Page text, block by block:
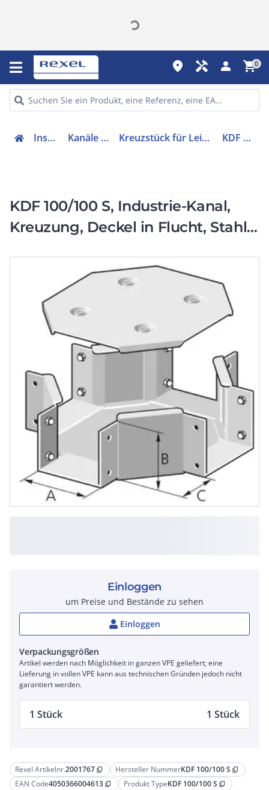
place handyman person shopping_cart0
Installation Kanäle & Zubehör Kreuzstück für Leitungsführungskanal KDF 100/100 S
KDF 100/100 S, Industrie-Kanal,
Kreuzung, Deckel in Flucht, Stahl,
Rexel Artikelnr.2001767 content_copy Hersteller NummerKDF 100/100 S content_copy
EAN Code4050366004613 content_copy Produkt TypeKDF 100/100 S content_copy
Einloggen
um Preise und Bestände zu sehen
Einloggen
Verpackungsgrößen
Artikel werden nach Möglichkeit in ganzen VPE geliefert; eine
Lieferung in vollen VPE kann aus technischen Gründen jedoch nicht
garantiert werden.
1 Stück 1 Stück